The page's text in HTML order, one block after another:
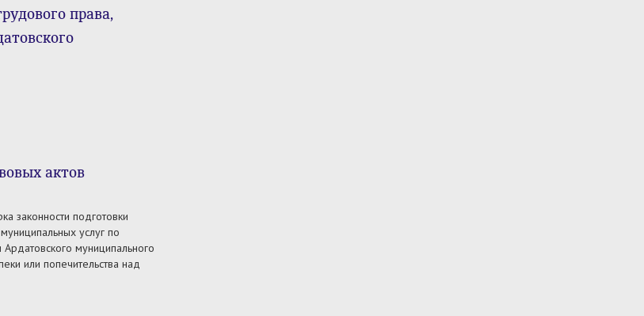
права,
актов
законности подготовки
услуг по
муниципального
или попечительства над